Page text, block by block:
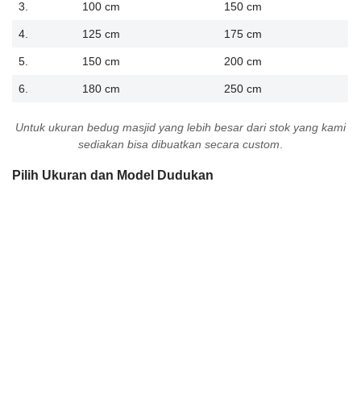
3. 100 cm 150 cm
4. 125 cm 175 cm
5. 150 cm 200 cm
6. 180 cm 250 cm
Untuk ukuran bedug masjid yang lebih besar dari stok yang kami
sediakan bisa dibuatkan secara custom.
Pilih Ukuran dan Model Dudukan